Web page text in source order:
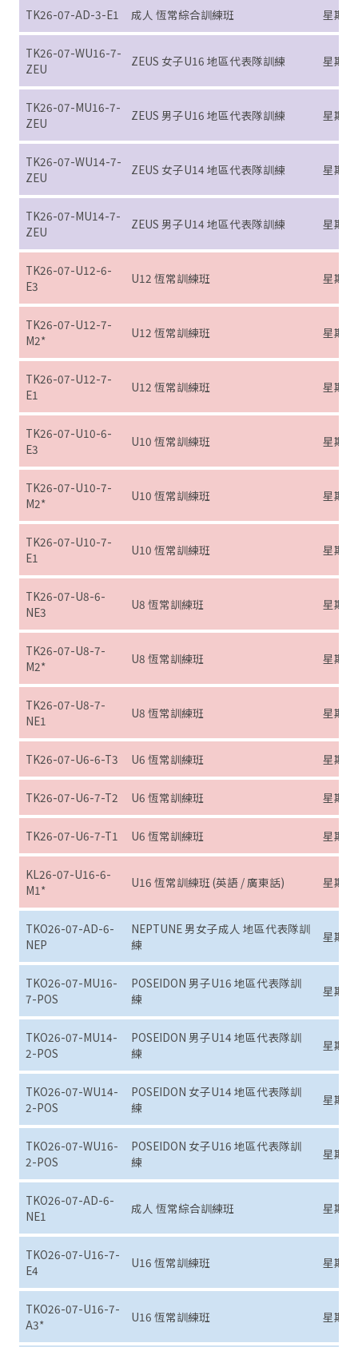
TK26-07-AD-3-E1 成人 恆常綜合訓練班 星期
TK26-07-WU16-7-
ZEU
ZEUS 女子U16 地區代表隊訓練 星期
TK26-07-MU16-7-
ZEU
ZEUS 男子U16 地區代表隊訓練 星期
TK26-07-WU14-7-
ZEU
ZEUS 女子U14 地區代表隊訓練 星期
TK26-07-MU14-7-
ZEU
ZEUS 男子U14 地區代表隊訓練 星期
TK26-07-U12-6-
E3
U12 恆常訓練班 星期
TK26-07-U12-7-
M2*
U12 恆常訓練班 星期
TK26-07-U12-7-
E1
U12 恆常訓練班 星期
TK26-07-U10-6-
E3
U10 恆常訓練班 星期
TK26-07-U10-7-
M2*
U10 恆常訓練班 星期
TK26-07-U10-7-
E1
U10 恆常訓練班 星期
TK26-07-U8-6-
NE3
U8 恆常訓練班 星期
TK26-07-U8-7-
M2*
U8 恆常訓練班 星期
TK26-07-U8-7-
NE1
U8 恆常訓練班 星期
TK26-07-U6-6-T3 U6 恆常訓練班 星期
TK26-07-U6-7-T2 U6 恆常訓練班 星期
TK26-07-U6-7-T1 U6 恆常訓練班 星期
KL26-07-U16-6-
M1*
U16 恆常訓練班 (英語 / 廣東話) 星期
TKO26-07-AD-6-
NEP
NEPTUNE 男女子成人 地區代表隊訓
練
星期
TKO26-07-MU16-
7-POS
POSEIDON 男子U16 地區代表隊訓
練
星期
TKO26-07-MU14-
2-POS
POSEIDON 男子U14 地區代表隊訓
練
星期
TKO26-07-WU14-
2-POS
POSEIDON 女子U14 地區代表隊訓
練
星期
TKO26-07-WU16-
2-POS
POSEIDON 女子U16 地區代表隊訓
練
星期
TKO26-07-AD-6-
NE1
成人 恆常綜合訓練班 星期
TKO26-07-U16-7-
E4
U16 恆常訓練班 星期
TKO26-07-U16-7-
A3*
U16 恆常訓練班 星期